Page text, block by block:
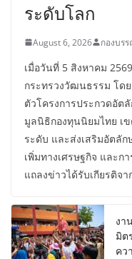
ระดับโลก
August 6, 2026 กองบร
เมื่อวันที่ 5 สิงหาคม
กระทรวงวัฒนธรรม โด
ตัวโครงการประกวดอัต
มูลนิธิกองทุนนิยมไทย เข
ระดับ และส่งเสริมอัตลั
เพิ่มทางเศรษฐกิจ และก
แถลงข่าวได้รับเกียรติจา
งา
มิต
คว